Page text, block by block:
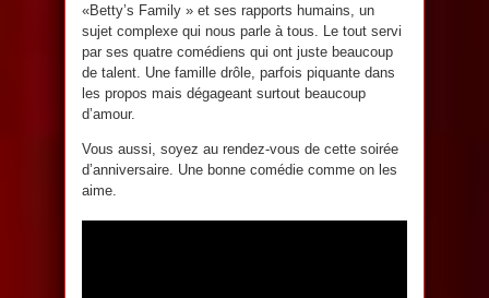
«Betty’s Family » et ses rapports humains, un
sujet complexe qui nous parle à tous. Le tout servi
par ses quatre comédiens qui ont juste beaucoup
de talent. Une famille drôle, parfois piquante dans
les propos mais dégageant surtout beaucoup
d’amour.
Vous aussi, soyez au rendez-vous de cette soirée
d’anniversaire. Une bonne comédie comme on les
aime.